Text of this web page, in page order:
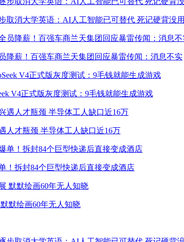
取消大学英语：AI人工智能已可替代 死记硬背没用
降薪！百强车商兰天集团回应暴雷传闻：消息不实
V4正式版灰度测试：9毛钱就能生成游戏
人才瓶颈 半导体工人缺口近16万
！拆封84个巨型快递后直接变成酒店
默绘画60年无人知晓